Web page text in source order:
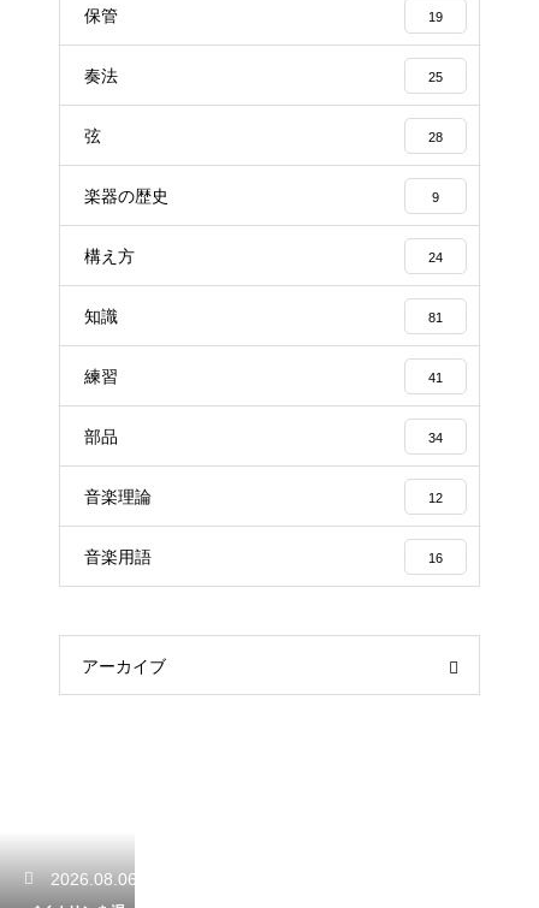
保管 19
奏法 25
弦 28
楽器の歴史 9
構え方 24
知識 81
練習 41
部品 34
音楽理論 12
音楽用語 16
アーカイブ
2026.08.06